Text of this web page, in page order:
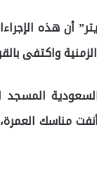
أن هذه
الزمنية واكتفى
المسجد
مناسك